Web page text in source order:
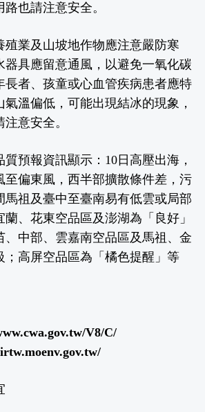
也請注意安全。
殖業及山坡地作物應注意嚴防寒
器具應留意通風，以避免一氧化碳
長者、孩童或心血管疾病患者應特
氣溫偏低，可能出現結冰的現象，
意安全。
預報資訊顯示：10日高壓出海，
至偏東風，西半部擴散條件差，污
馬祖及臺中至臺南易有低雲或局部
、花東空品區及澎湖為「良好」
、中部、雲嘉南空品區及馬祖、金
；高屏空品區為「橘色提醒」等
V8/C/